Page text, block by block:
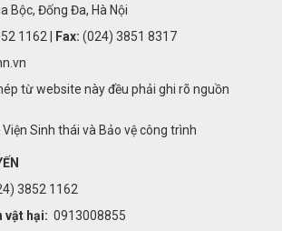
Bộc, Đống Đa, Hà Nội
1162 | Fax: (024) 3851 8317
từ website này đều phải ghi rõ nguồn
Sinh thái và Bảo vệ công trình
3852 1162
vật hại: 0913008855